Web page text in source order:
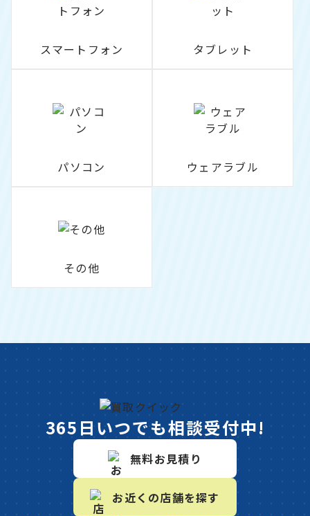
スマートフォン タブレット
パソコン ウェアラブル
その他
365日いつでも相談受付中!
無料お見積り
お近くの店舗を探す